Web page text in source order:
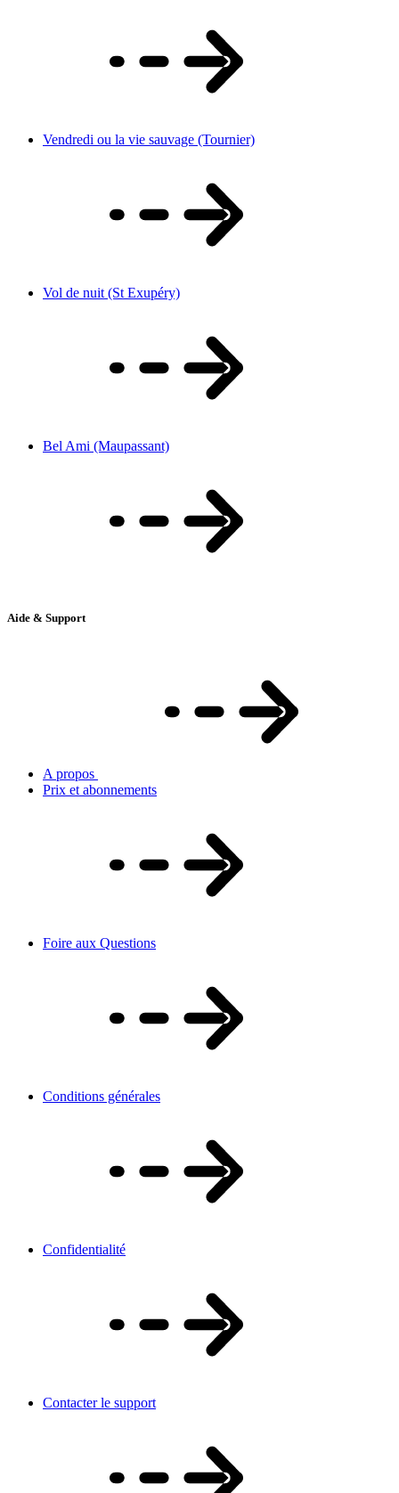
Vendredi ou la vie sauvage (Tournier)
Vol de nuit (St Exupéry)
Bel Ami (Maupassant)
Aide & Support
A propos
Prix et abonnements
Foire aux Questions
Conditions générales
Confidentialité
Contacter le support